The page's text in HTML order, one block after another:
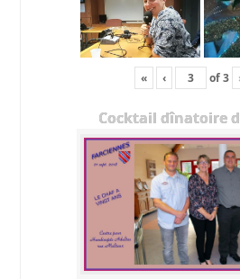
« ‹ of3
Cocktail dînatoire